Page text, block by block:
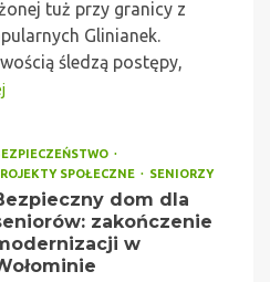
tuż przy granicy z
Glinianek.
śledzą postępy,
SPOŁECZNE
SENIORZY
dom dla
zakończenie
w